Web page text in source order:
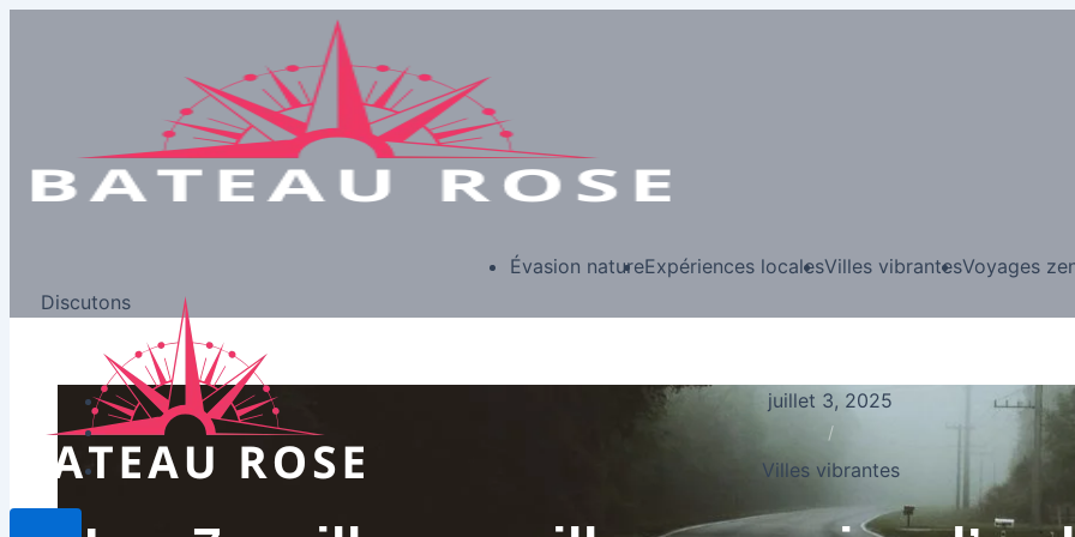
Évasion natureExpériences localesVilles vibrantesVoyages
Discutons
juillet 3, 2025
/
Villes vibrantes